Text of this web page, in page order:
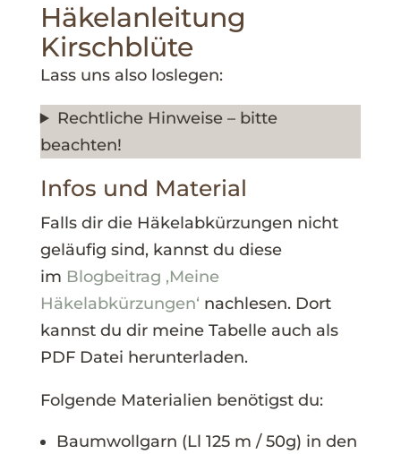
Häkelanleitung
Kirschblüte
Lass uns also loslegen:
Rechtliche Hinweise – bitte
beachten!
Infos und Material
Falls dir die Häkelabkürzungen nicht
geläufig sind, kannst du diese
im Blogbeitrag ‚Meine
Häkelabkürzungen‘ nachlesen. Dort
kannst du dir meine Tabelle auch als
PDF Datei herunterladen.
Folgende Materialien benötigst du:
Baumwollgarn (Ll 125 m / 50g) in den